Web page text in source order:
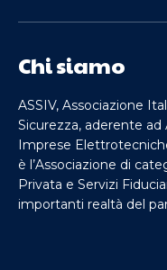
Chi siamo
ASSIV, Associazione
Sicurezza, aderente
Imprese
è l’Associazione di
Privata e Servizi
importanti realtà del